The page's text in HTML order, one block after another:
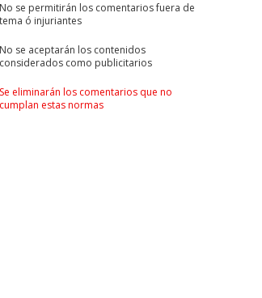
No se permitirán los comentarios fuera de
tema ó injuriantes
No se aceptarán los contenidos
considerados como publicitarios
Se eliminarán los comentarios que no
cumplan estas normas